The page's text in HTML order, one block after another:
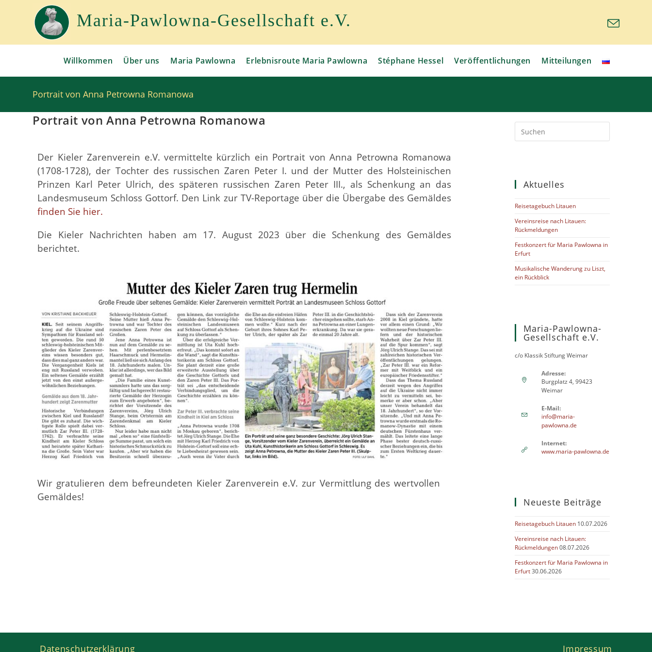
Maria-Pawlowna-Gesellschaft e.V.
Willkommen Über uns Maria Pawlowna Erlebnisroute Maria Pawlowna Stéphane Hessel Veröffentlichungen Mitteilungen
Portrait von Anna Petrowna Romanowa
Portrait von Anna Petrowna Romanowa
Der Kieler Zarenverein e.V. vermittelte kürzlich ein Portrait von Anna Petrowna Romanowa
(1708-1728), der Tochter des russischen Zaren Peter I. und der Mutter des Holsteinischen
Prinzen Karl Peter Ulrich, des späteren russischen Zaren Peter III., als Schenkung an das
Landesmuseum Schloss Gottorf. Den Link zur TV-Reportage über die Übergabe des Gemäldes
finden Sie hier.
Die Kieler Nachrichten haben am 17. August 2023 über die Schenkung des Gemäldes
berichtet.
Wir gratulieren dem befreundeten Kieler Zarenverein e.V. zur Vermittlung des wertvollen
Gemäldes!
Aktuelles
Reisetagebuch Litauen
Vereinsreise nach Litauen:
Rückmeldungen
Festkonzert für Maria Pawlowna in
Erfurt
Musikalische Wanderung zu Liszt,
ein Rückblick
Maria-Pawlowna-
Gesellschaft e.V.
c/o Klassik Stiftung Weimar
Adresse:
Burgplatz 4, 99423
Weimar
E-Mail:
info@maria-
pawlowna.de
Internet:
www.maria-pawlowna.de
Neueste Beiträge
Reisetagebuch Litauen 10.07.2026
Vereinsreise nach Litauen:
Rückmeldungen08.07.2026
Festkonzert für Maria Pawlowna in
Erfurt30.06.2026
Datenschutzerklärung Impressum